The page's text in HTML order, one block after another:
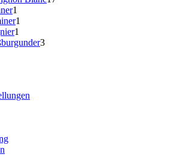
1
Produkt
1
1
Produkt
33